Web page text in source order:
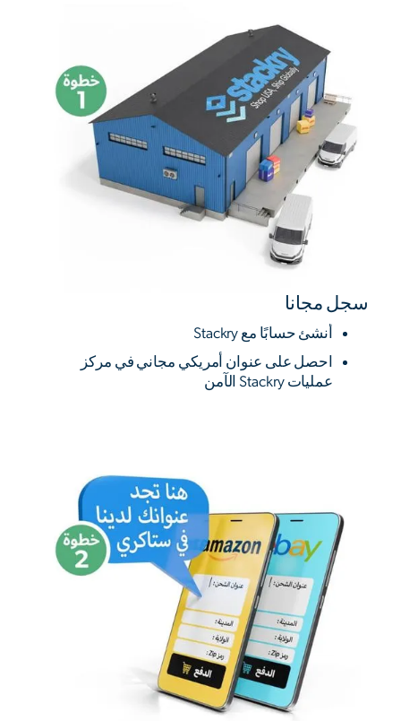
سجل مجانا
أنشئ حسابًا مع Stackry
احصل على عنوان أمريكي مجاني في مركز
عمليات Stackry الآمن